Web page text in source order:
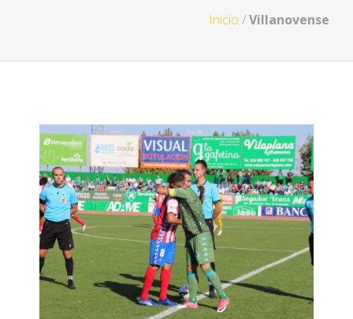
Inicio /Villanovense